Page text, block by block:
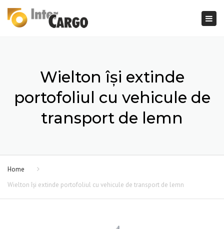
Wielton își extinde
portofoliul cu vehicule de
transport de lemn
Home
Wielton își extinde portofoliul cu vehicule de transport de lemn